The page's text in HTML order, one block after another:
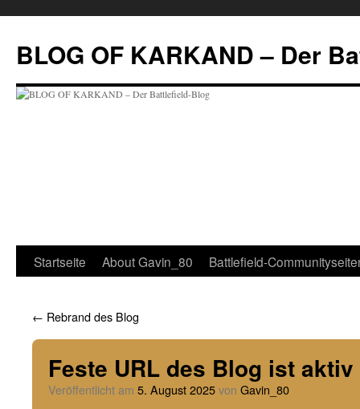
springen
BLOG OF KARKAND – Der
Startseite About Gavin_80 Battlefield-
← Rebrand des Blog
Feste URL des Blog ist aktiv
Veröffentlicht am 5. August 2025von Gavin_80